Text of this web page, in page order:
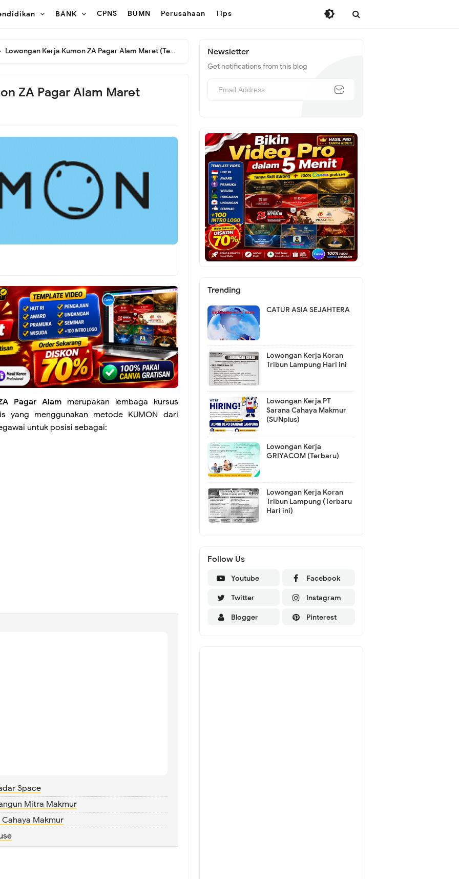
BANK CPNS BUMN Perusahaan Tips
Lowongan Kerja Kumon ZA Pagar Alam Maret (Terbaru Hari ini)
ZA Pagar Alam Maret
Pagar Alammerupakan lembaga kursus
yang menggunakan metode KUMON dari
untuk posisi sebagai:
Space
Mitra Makmur
Cahaya Makmur
Newsletter
Get notifications from this blog
Trending
CATUR ASIA SEJAHTERA
Lowongan Kerja Koran
Tribun Lampung Hari ini
Lowongan Kerja PT
Sarana Cahaya Makmur
(SUNplus)
Lowongan Kerja
GRIYACOM (Terbaru)
Lowongan Kerja Koran
Tribun Lampung (Terbaru
Hari ini)
Follow Us
Youtube Facebook
Twitter Instagram
Blogger Pinterest